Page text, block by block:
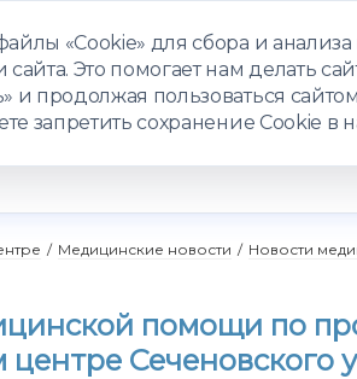
«Cookie» для сбора и
Это помогает нам делать
и продолжая пользоваться
запретить сохранение Cookie в
/ Медицинские новости / Новости
помощи по
Сеченовского